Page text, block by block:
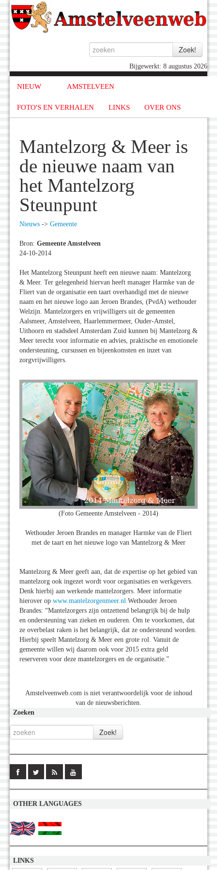
Bijgewerkt: 8 augustus 2026
NIEUW AMSTELVEEN
FOTO'S EN VERHALEN LINKS OVER ONS
Mantelzorg & Meer is
de nieuwe naam van
het Mantelzorg
Steunpunt
Nieuws -> Gemeente
Bron: Gemeente Amstelveen
24-10-2014
Het Mantelzorg Steunpunt heeft een nieuwe naam: Mantelzorg
& Meer. Ter gelegenheid hiervan heeft manager Harmke van de
Fliert van de organisatie een taart overhandigd met de nieuwe
naam en het nieuwe logo aan Jeroen Brandes, (PvdA) wethouder
Welzijn. Mantelzorgers en vrijwilligers uit de gemeenten
Aalsmeer, Amstelveen, Haarlemmermeer, Ouder-Amstel,
Uithoorn en stadsdeel Amsterdam Zuid kunnen bij Mantelzorg &
Meer terecht voor informatie en advies, praktische en emotionele
ondersteuning, cursussen en bijeenkomsten en inzet van
zorgvrijwilligers.
(Foto Gemeente Amstelveen - 2014)
Wethouder Jeroen Brandes en manager Harmke van de Fliert
met de taart en het nieuwe logo van Mantelzorg & Meer
Mantelzorg & Meer geeft aan, dat de expertise op het gebied van
mantelzorg ook ingezet wordt voor organisaties en werkgevers.
Denk hierbij aan werkende mantelzorgers. Meer informatie
hierover op www.mantelzorgenmeer.nl Wethouder Jeroen
Brandes: “Mantelzorgers zijn ontzettend belangrijk bij de hulp
en ondersteuning van zieken en ouderen. Om te voorkomen, dat
ze overbelast raken is het belangrijk, dat ze ondersteund worden.
Hierbij speelt Mantelzorg & Meer een grote rol. Vanuit de
gemeente willen wij daarom ook voor 2015 extra geld
reserveren voor deze mantelzorgers en de organisatie.”
Amstelveenweb.com is niet verantwoordelijk voor de inhoud
van de nieuwsberichten.
Zoeken
OTHER LANGUAGES
LINKS